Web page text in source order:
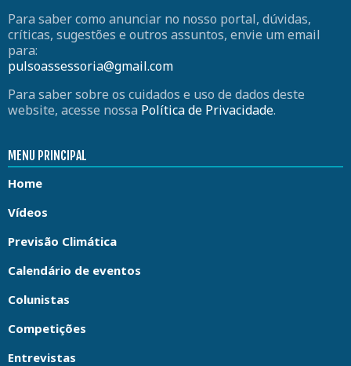
Para saber como anunciar no nosso portal, dúvidas,
críticas, sugestões e outros assuntos, envie um email
para:
pulsoassessoria@gmail.com
Para saber sobre os cuidados e uso de dados deste
website, acesse nossa Política de Privacidade.
MENU PRINCIPAL
Home
Vídeos
Previsão Climática
Calendário de eventos
Colunistas
Competições
Entrevistas